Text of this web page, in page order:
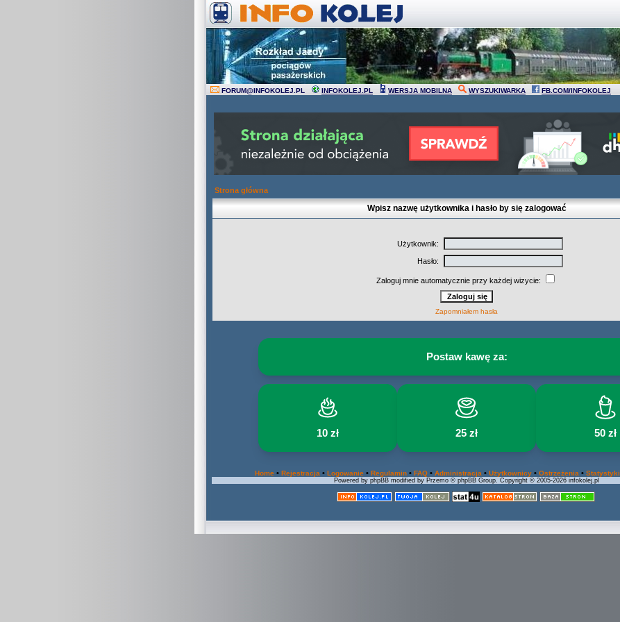
FORUM@INFOKOLEJ.PL INFOKOLEJ.PL WERSJA MOBILNA WYSZUKIWARKA FB.COM/INFOKOLEJ
Strona główna
Wpisz nazwę użytkownika i hasło by się zalogować
Użytkownik:
Hasło:
Zaloguj mnie automatycznie przy każdej wizycie:
Zapomniałem hasła
Postaw kawę za:
10 zł 25 zł 50 zł
Home • Rejestracja • Logowanie • Regulamin • FAQ • Administracja • Użytkownicy • Ostrzeżenia • Statystyki
Powered by phpBB modified by Przemo © phpBB Group. Copyright © 2005-2026 infokolej.pl